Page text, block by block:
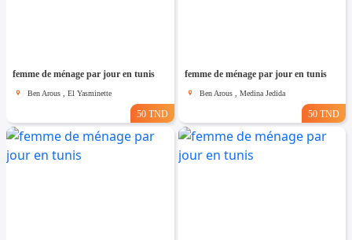
femme de ménage par jour en tunis
Ben Arous , El Yasminette
50 TND
femme de ménage par jour en tunis
Ben Arous , Medina Jedida
50 TND